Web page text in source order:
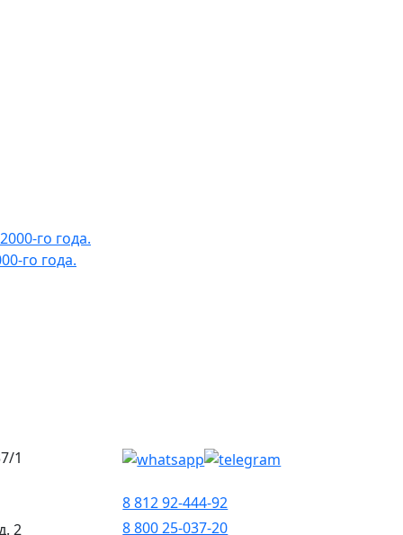
го года.
1
2
8 812 92-444-92
8 800 25-037-20